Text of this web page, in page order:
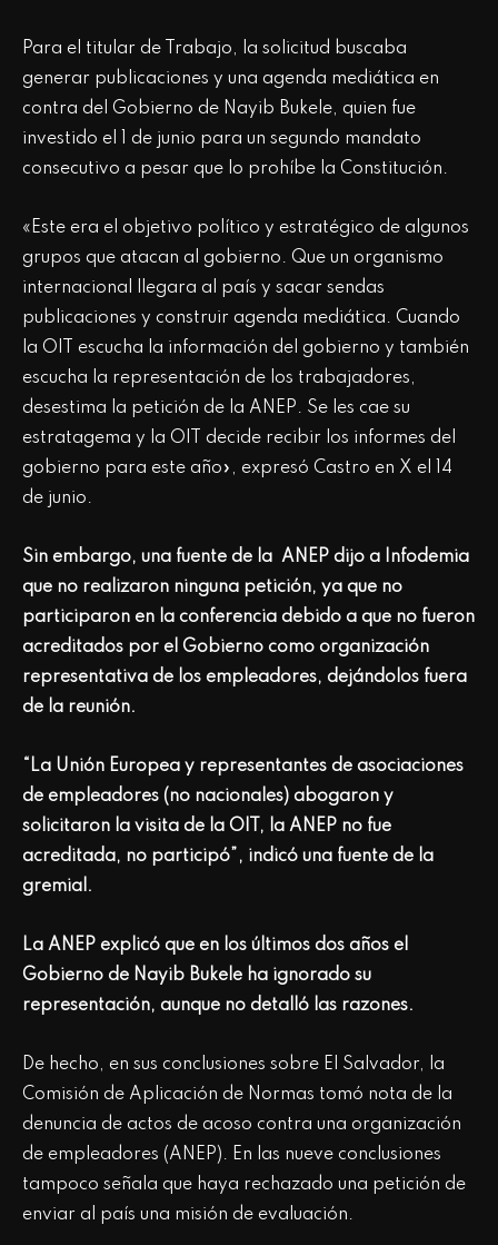
Para el titular de Trabajo, la solicitud buscaba
generar publicaciones y una agenda mediática en
contra del Gobierno de Nayib Bukele, quien fue
investido el 1 de junio para un segundo mandato
consecutivo a pesar que lo prohíbe la Constitución.
«Este era el objetivo político y estratégico de algunos
grupos que atacan al gobierno. Que un organismo
internacional llegara al país y sacar sendas
publicaciones y construir agenda mediática. Cuando
la OIT escucha la información del gobierno y también
escucha la representación de los trabajadores,
desestima la petición de la ANEP. Se les cae su
estratagema y la OIT decide recibir los informes del
gobierno para este año», expresó Castro en X el 14
de junio.
Sin embargo, una fuente de la ANEP dijo a Infodemia
que no realizaron ninguna petición, ya que no
participaron en la conferencia debido a que no fueron
acreditados por el Gobierno como organización
representativa de los empleadores, dejándolos fuera
de la reunión.
“La Unión Europea y representantes de asociaciones
de empleadores (no nacionales) abogaron y
solicitaron la visita de la OIT, la ANEP no fue
acreditada, no participó”, indicó una fuente de la
gremial.
La ANEP explicó que en los últimos dos años el
Gobierno de Nayib Bukele ha ignorado su
representación, aunque no detalló las razones.
De hecho, en sus conclusiones sobre El Salvador, la
Comisión de Aplicación de Normas tomó nota de la
denuncia de actos de acoso contra una organización
de empleadores (ANEP). En las nueve conclusiones
tampoco señala que haya rechazado una petición de
enviar al país una misión de evaluación.